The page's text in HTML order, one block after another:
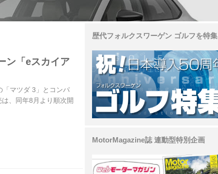
ン「eスカイア
「マツダ 3」とコンパ
、同年8月より順次開
歴代フォルクスワーゲン ゴルフを特集
MotorMagazine誌 連動型特別企画